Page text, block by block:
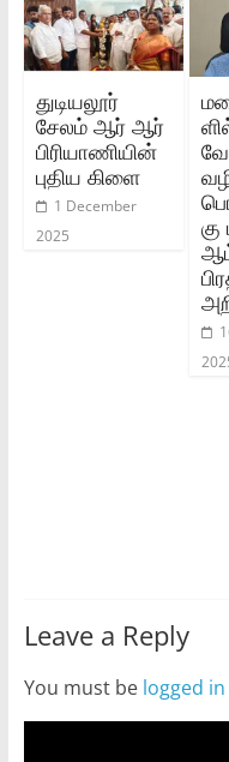
துடியலூர்
சேலம் ஆர் ஆர்
பிரியாணியின்
புதிய கிளை
1 December
2025
கு
Leave a Reply
You must be logged in